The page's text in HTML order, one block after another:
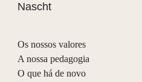
Nascht
Os nossos valores
A nossa pedagogia
O que há de novo